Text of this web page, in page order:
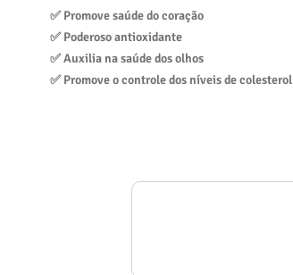
✅ Promove saúde do coração
✅ Poderoso antioxidante
✅ Auxilia na saúde dos olhos
✅ Promove o controle dos níveis de colesterol